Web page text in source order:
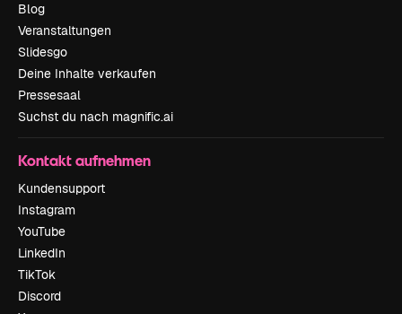
Blog
Veranstaltungen
Slidesgo
Deine Inhalte verkaufen
Pressesaal
Suchst du nach magnific.ai
Kontakt aufnehmen
Kundensupport
Instagram
YouTube
LinkedIn
TikTok
Discord